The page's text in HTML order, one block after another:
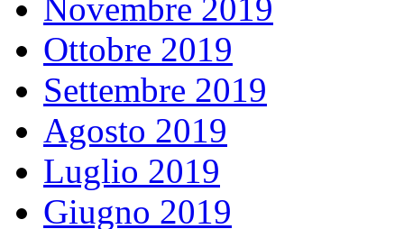
Novembre 2019
Ottobre 2019
Settembre 2019
Agosto 2019
Luglio 2019
Giugno 2019